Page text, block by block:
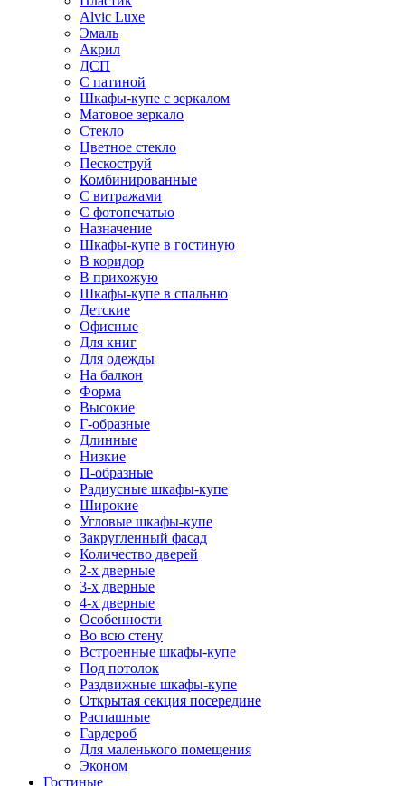
Alvic Luxe
Эмаль
Акрил
ДСП
С патиной
Шкафы-купе с зеркалом
Матовое зеркало
Стекло
Цветное стекло
Пескоструй
Комбинированные
С витражами
С фотопечатью
Назначение
Шкафы-купе в гостиную
В коридор
В прихожую
Шкафы-купе в спальню
Детские
Офисные
Для книг
Для одежды
На балкон
Форма
Высокие
Г-образные
Длинные
Низкие
П-образные
Радиусные шкафы-купе
Широкие
Угловые шкафы-купе
Закругленный фасад
Количество дверей
2-х дверные
3-х дверные
4-х дверные
Особенности
Во всю стену
Встроенные шкафы-купе
Под потолок
Раздвижные шкафы-купе
Открытая секция посередине
Распашные
Гардероб
Для маленького помещения
Эконом
Гостиные